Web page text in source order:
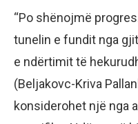
“Po shënojmë
tunelin e fundit nga
e ndërtimit të
(Beljakovc-Kriva
konsiderohet një nga